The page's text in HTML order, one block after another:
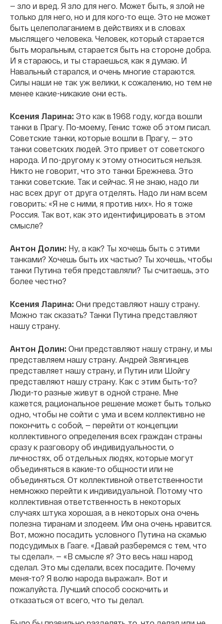
— зло и вред. Я зло для него. Может быть, я злой не
только для него, но и для кого-то еще. Это не может
быть целеполаганием в действиях и в словах
мыслящего человека. Человек, который старается
быть моральным, старается быть на стороне добра.
И я стараюсь, и ты стараешься, как я думаю. И
Навальный старался, и очень многие стараются.
Силы наши не так уж велики, к сожалению, но тем не
менее какие-никакие они есть.
Ксения Ларина: Это как в 1968 году, когда вошли
танки в Прагу. По-моему, Генис тоже об этом писал.
Советские танки, которые вошли в Прагу, — это
танки советских людей. Это привет от советского
народа. И по-другому к этому относиться нельзя.
Никто не говорит, что это танки Брежнева. Это
танки советские. Так и сейчас. Я не знаю, надо ли
нас всех друг от друга отделять. Надо ли нам всем
говорить: «Я не с ними, я против них». Но я тоже
Россия. Так вот, как это идентифицировать в этом
смысле?
Антон Долин: Ну, а как? Ты хочешь быть с этими
танками? Хочешь быть их частью? Ты хочешь, чтобы
танки Путина тебя представляли? Ты считаешь, это
более честно?
Ксения Ларина: Они представляют нашу страну.
Можно так сказать? Танки Путина представляют
нашу страну.
Антон Долин: Они представляют нашу страну, и мы
представляем нашу страну. Андрей Звягинцев
представляет нашу страну, и Путин или Шойгу
представляют нашу страну. Как с этим быть-то?
Люди-то разные живут в одной стране. Мне
кажется, рациональное решение может быть только
одно, чтобы не сойти с ума и всем коллективно не
покончить с собой, — перейти от концепции
коллективного определения всех граждан страны
сразу к разговору об индивидуальности, о
личностях, об отдельных людях, которые могут
объединяться в какие-то общности или не
объединяться. От коллективной ответственности
немножко перейти к индивидуальной. Потому что
коллективная ответственность в некоторых
случаях штука хорошая, а в некоторых она очень
полезна тиранам и злодеем. Им она очень нравится.
Вот, можно посадить условного Путина на скамью
подсудимых в Гааге. «Давай разберемся с тем, что
ты сделал». — «В смысле я? Это весь наш народ
сделал. Это мы сделали, всех посадите. Почему
меня-то? Я волю народа выражал». Вот и
пожалуйста. Лучший способ соскочить и
отказаться от всего, что ты делал.